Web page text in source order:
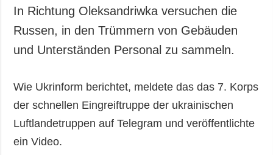
ZUSÄTZLICH
Veröffentlichungen
Interview
Video
LEISTUNGEN
Abonnement
In Richtung Oleksandriwka versuchen die
Russen, in den Trümmern von Gebäuden
und Unterständen Personal zu sammeln.
Wie Ukrinform berichtet, meldete das das 7. Korps
der schnellen Eingreiftruppe der ukrainischen
Luftlandetruppen auf Telegram und veröffentlichte
ein Video.